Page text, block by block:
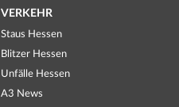
VERKEHR
Staus Hessen
Blitzer Hessen
Unfälle Hessen
A3 News